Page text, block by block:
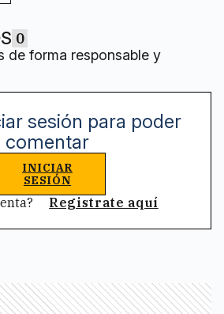
0
de forma responsable y
sesión para poder
comentar
INICIAR
SESIÓN
Registrate aquí